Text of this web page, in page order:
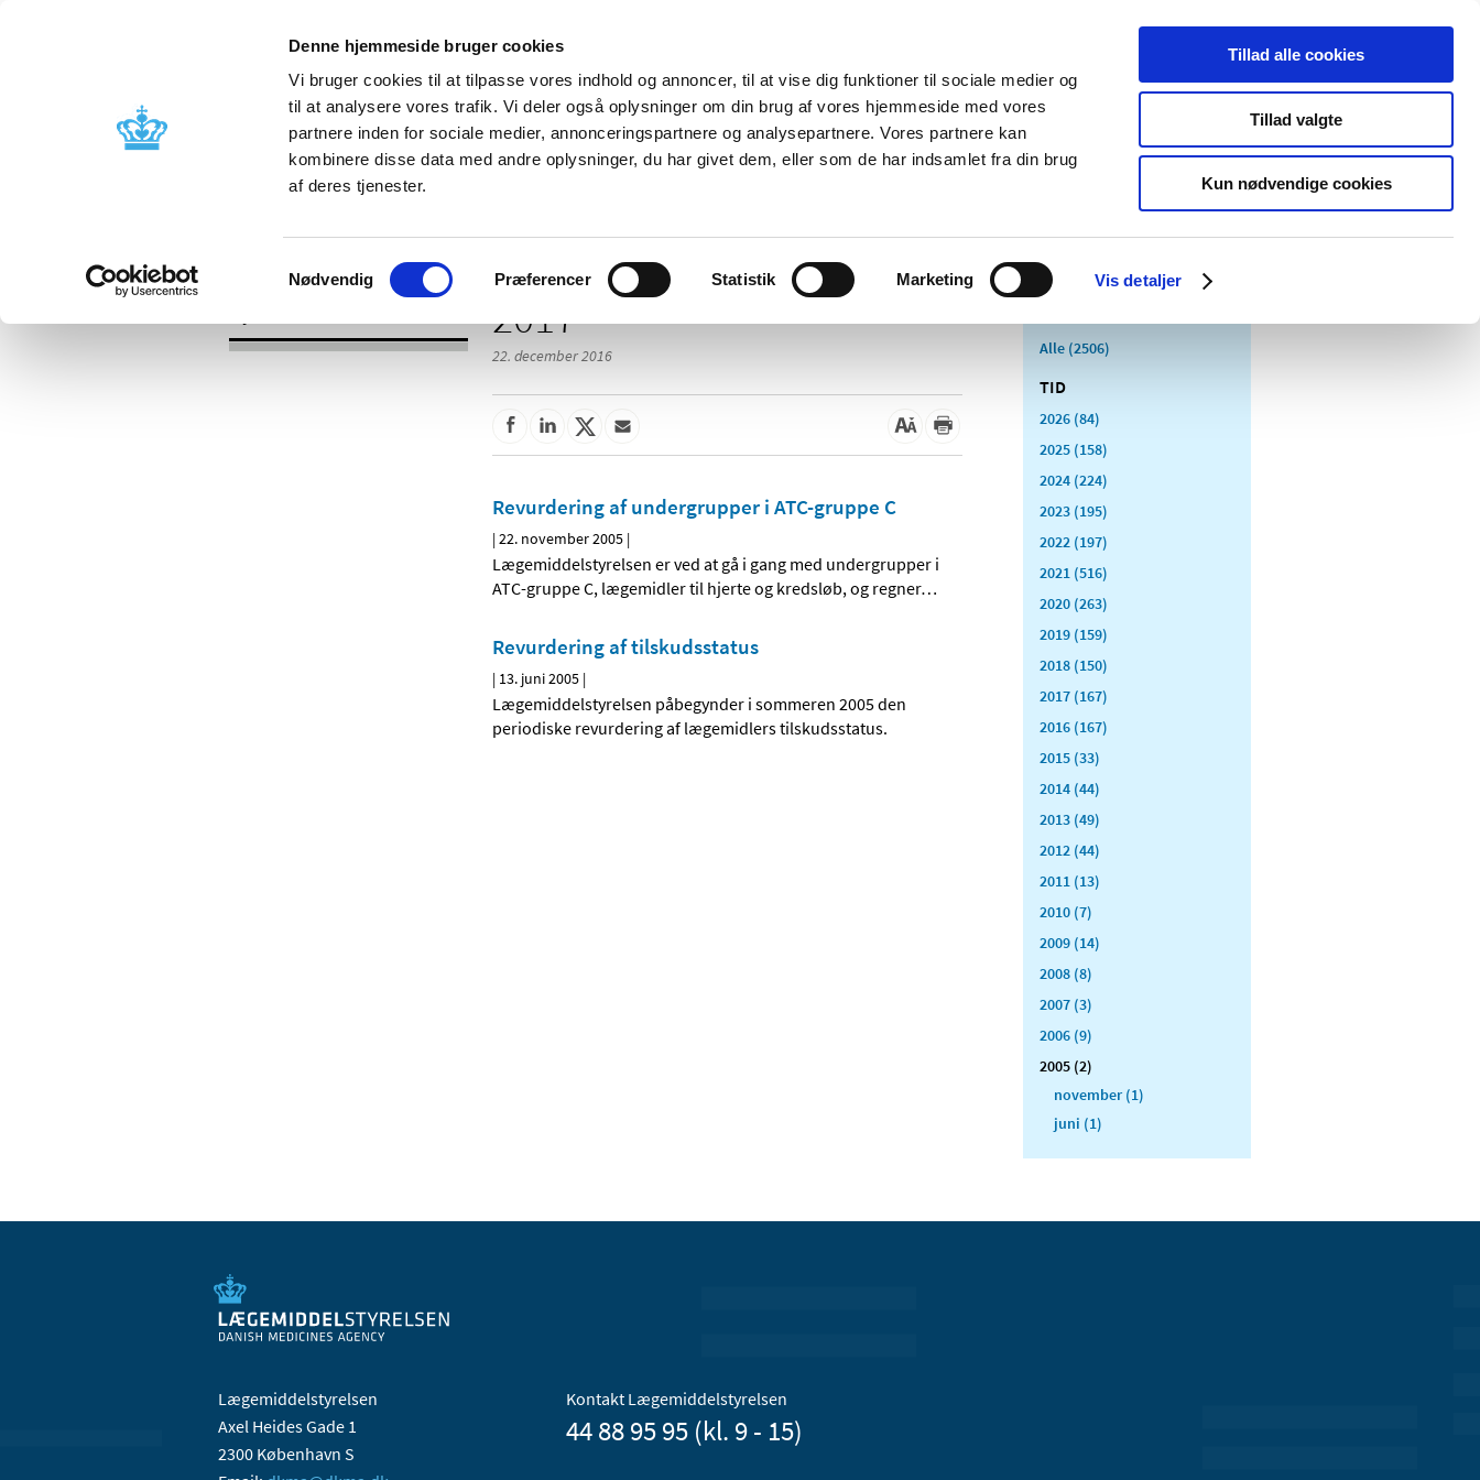
Denne hjemmeside bruger cookies
Vi bruger cookies til at tilpasse vores indhold og annoncer, til at vise dig funktioner til sociale medier og
til at analysere vores trafik. Vi deler også oplysninger om din brug af vores hjemmeside med vores
partnere inden for sociale medier, annonceringspartnere og analysepartnere. Vores partnere kan
kombinere disse data med andre oplysninger, du har givet dem, eller som de har indsamlet fra din brug
af deres tjenester.
Samtykkevalg
Nødvendig Præferencer Statistik Marketing Vis detaljer
Tillad alle cookies
Tillad valgte
Kun nødvendige cookies
Nyheder Om os Kontakt Udgivelser
Godkendelse og
Bivirkninger og
produktinformation
Tilskud og
Apoteker og salg af
Medicinsk
Særlige
produktområder
2017
22. december 2016
Revurdering af undergrupper i ATC-gruppe C
|22. november 2005 |
Lægemiddelstyrelsen er ved at gå i gang med undergrupper i
ATC-gruppe C, lægemidler til hjerte og kredsløb, og regner…
Revurdering af tilskudsstatus
| 13. juni 2005 |
Lægemiddelstyrelsen påbegynder i sommeren 2005 den
periodiske revurdering af lægemidlers tilskudsstatus.
Alle (2506)
TID
2026 (84)
2025 (158)
2024 (224)
2023 (195)
2022 (197)
2021 (516)
2020 (263)
2019 (159)
2018 (150)
2017 (167)
2016 (167)
2015 (33)
2014 (44)
2013 (49)
2012 (44)
2011 (13)
2010 (7)
2009 (14)
2008 (8)
2007 (3)
2006 (9)
2005 (2)
november (1)
juni (1)
Lægemiddelstyrelsen
Axel Heides Gade 1
2300 København S
Kontakt Lægemiddelstyrelsen
44 88 95 95 (kl. 9 - 15)